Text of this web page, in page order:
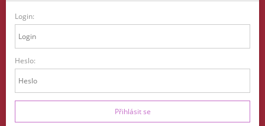
Login:
Heslo: